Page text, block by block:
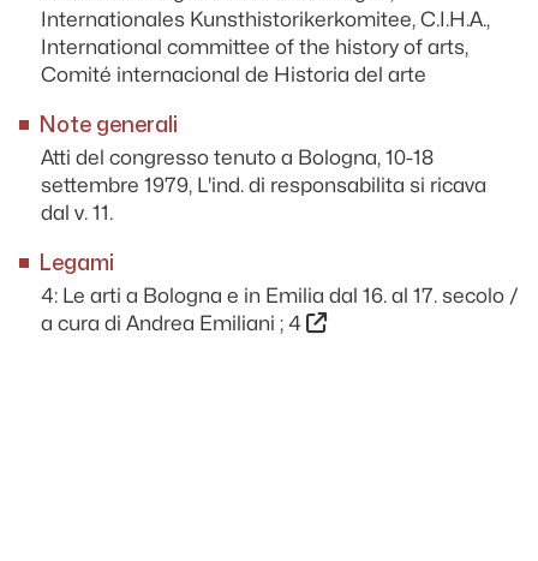
Internationales Kunsthistorikerkomitee, C.I.H.A.,
International committee of the history of arts,
Comité internacional de Historia del arte
Note generali
Atti del congresso tenuto a Bologna, 10-18
settembre 1979, L'ind. di responsabilita si ricava
dal v. 11.
Legami
4: Le arti a Bologna e in Emilia dal 16. al 17. secolo /
a cura di Andrea Emiliani ; 4